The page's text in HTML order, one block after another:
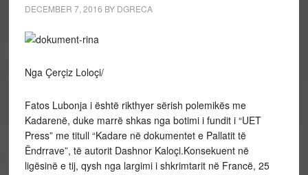
DECEMBER 7, 2016 BY DGRECA
Nga Çerçiz Loloçi/
Fatos Lubonja i është rikthyer sërish polemikës me
Kadarenë, duke marrë shkas nga botimi i fundit i “UET
Press” me titull “Kadare në dokumentet e Pallatit të
Ëndrrave”, të autorit Dashnor Kaloçi.Konsekuent në
ligësinë e tij, qysh nga largimi i shkrimtarit në Francë, 25